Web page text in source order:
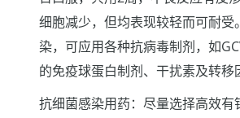
细胞减少，但均表现较轻而可耐受
染，可应用各种抗病毒制剂，如
的免疫球蛋白制剂、干扰素及转移
抗细菌感染用药：尽量选择高效有